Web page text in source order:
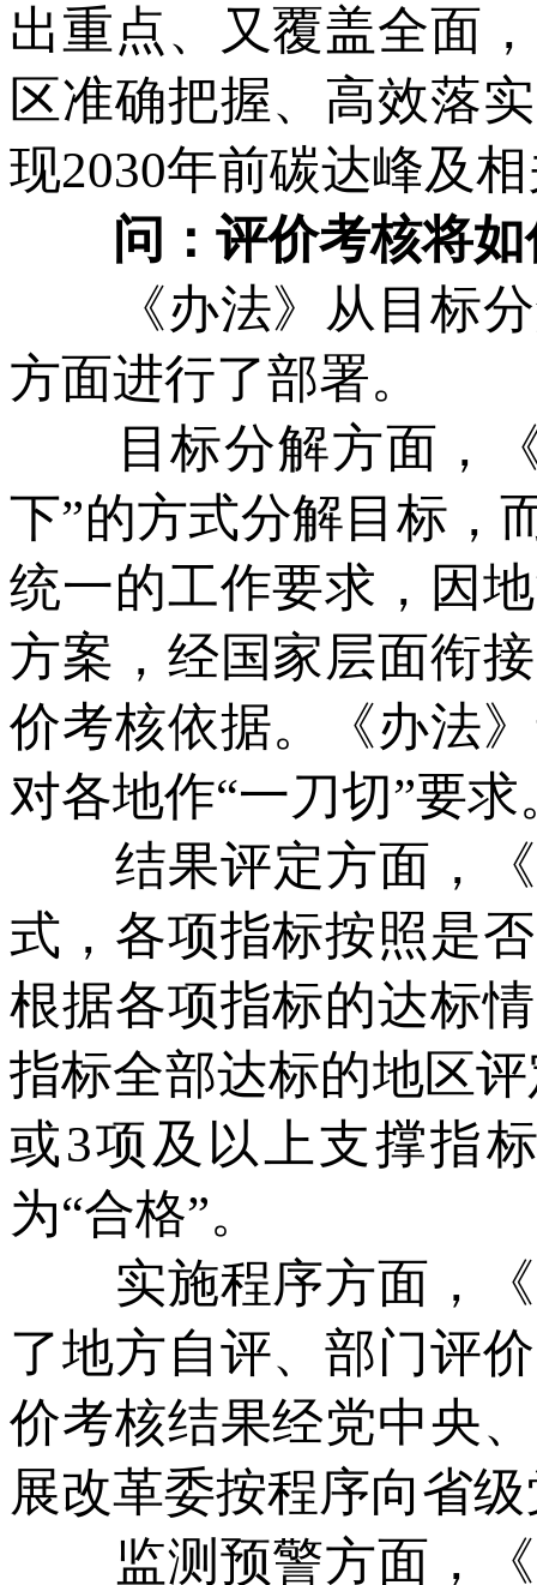
出重点、又覆盖全面
区准确把握、高效落
现2030年前碳达峰及
问：评价考核将如
《办法》从目标分
方面进行了部署。
目标分解方面，《
下”的方式分解目标，
统一的工作要求，因
方案，经国家层面衔
价考核依据。《办法
对各地作“一刀切”要求
结果评定方面，《
式，各项指标按照是
根据各项指标的达标
指标全部达标的地区
或3项及以上支撑指
为“合格”。
实施程序方面，《
了地方自评、部门评
价考核结果经党中央
展改革委按程序向省
监测预警方面，《